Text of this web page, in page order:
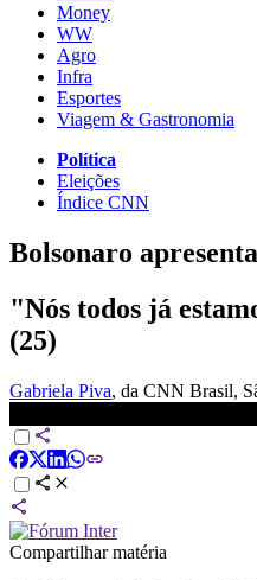
Money
WW
Agro
Infra
Esportes
Viagem & Gastronomia
Política
Eleições
Índice CNN
Bolsonaro
"Nós todos já
(25)
Gabriela Piva, da CNN Brasil,
Compartilhar matéria